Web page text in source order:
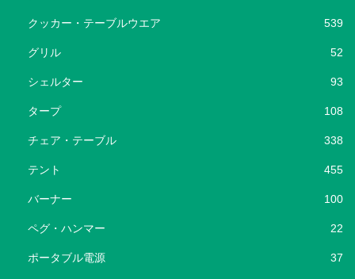
クッカー・テーブルウエア 539
グリル 52
シェルター 93
タープ 108
チェア・テーブル 338
テント 455
バーナー 100
ペグ・ハンマー 22
ポータブル電源 37